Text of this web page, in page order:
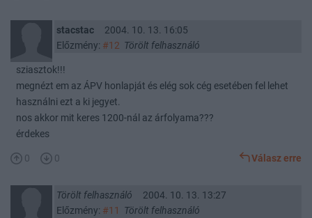
stacstac
2004. 10. 13. 16:05
Előzmény: #12 Törölt felhasználó
sziasztok!!!
megnézt em az ÁPV honlapját és elég sok cég esetében fel lehet
használni ezt a ki jegyet.
nos akkor mit keres 1200-nál az árfolyama???
érdekes
0 0 Válasz erre
Törölt felhasználó
2004. 10. 13. 13:27
Előzmény: #11 Törölt felhasználó